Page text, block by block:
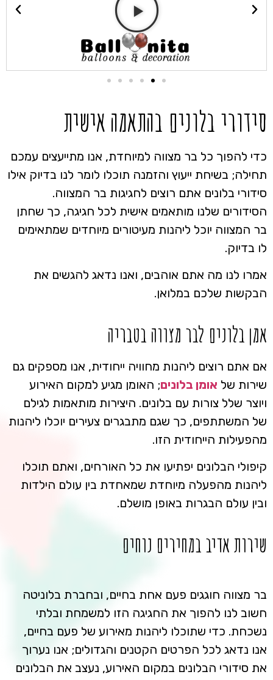
סידורי בלונים בהתאמה אישית
כדי להפוך כל בר מצווה למיוחדת, אנו מתייעצים עמכם
תחילה; בשיחת ייעוץ והזמנה תוכלו לומר לנו בדיוק אילו
סידורי בלונים אתם רוצים לחגיגות בר המצווה.
הסידורים שלנו מותאמים אישית לכל חגיגה, כך שחתן
בר המצווה יוכל ליהנות מעיטורים מיוחדים שמתאימים
לו בדיוק.
אמרו לנו מה אתם אוהבים, ואנו נדאג להגשים את
הבקשות שלכם במלואן.
אמן בלונים לבר מצווה בטבריה
אם אתם רוצים ליהנות מחוויה ייחודית, אנו מספקים גם
שירות של אומן בלונים; האומן מגיע למקום האירוע
ויוצר שלל צורות עם בלונים. היצירות מותאמות לגילם
של המשתתפים, כך שגם מתבגרים צעירים יוכלו ליהנות
מהפעילות הייחודית הזו.
קיפולי הבלונים יפתיעו את כל האורחים, ואתם תוכלו
ליהנות מהפעלה מיוחדת שמאחדת בין עולם הילדות
ובין עולם הבגרות באופן מושלם.
שירות אדיב במחירים נוחים
בר מצווה חוגגים פעם אחת בחיים, ובחברת בלוניטה
חשוב לנו להפוך את החגיגה הזו למשמחת ובלתי
נשכחת. כדי שתוכלו ליהנות מאירוע של פעם בחיים,
אנו נדאג לכל הפרטים הקטנים והגדולים; אנו נערוך
את סידורי הבלונים במקום האירוע, נעצב את הבלונים